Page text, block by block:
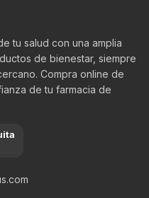
tu salud con una amplia
de bienestar, siempre
Compra online de
de tu farmacia de